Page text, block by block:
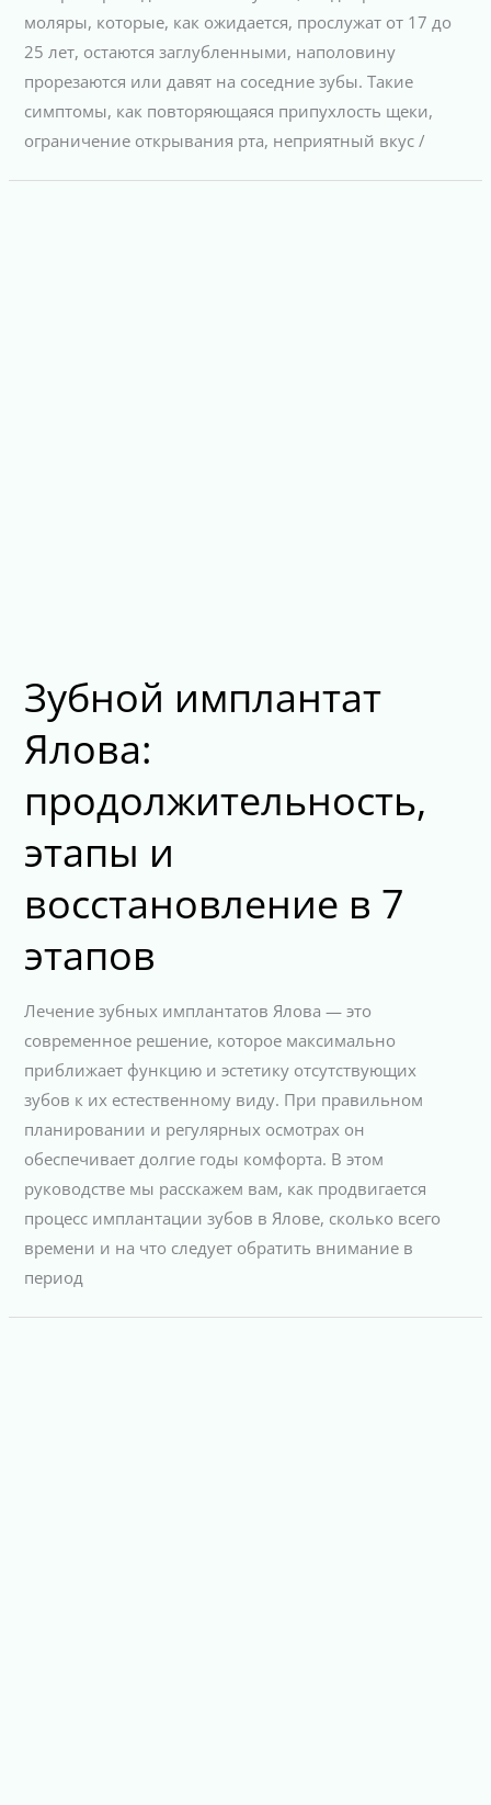
моляры, которые, как ожидается, прослужат от 17 до
25 лет, остаются заглубленными, наполовину
прорезаются или давят на соседние зубы. Такие
симптомы, как повторяющаяся припухлость щеки,
ограничение открывания рта, неприятный вкус /
Зубной имплантат
Ялова:
продолжительность,
этапы и
восстановление в 7
этапов
Лечение зубных имплантатов Ялова — это
современное решение, которое максимально
приближает функцию и эстетику отсутствующих
зубов к их естественному виду. При правильном
планировании и регулярных осмотрах он
обеспечивает долгие годы комфорта. В этом
руководстве мы расскажем вам, как продвигается
процесс имплантации зубов в Ялове, сколько всего
времени и на что следует обратить внимание в
период